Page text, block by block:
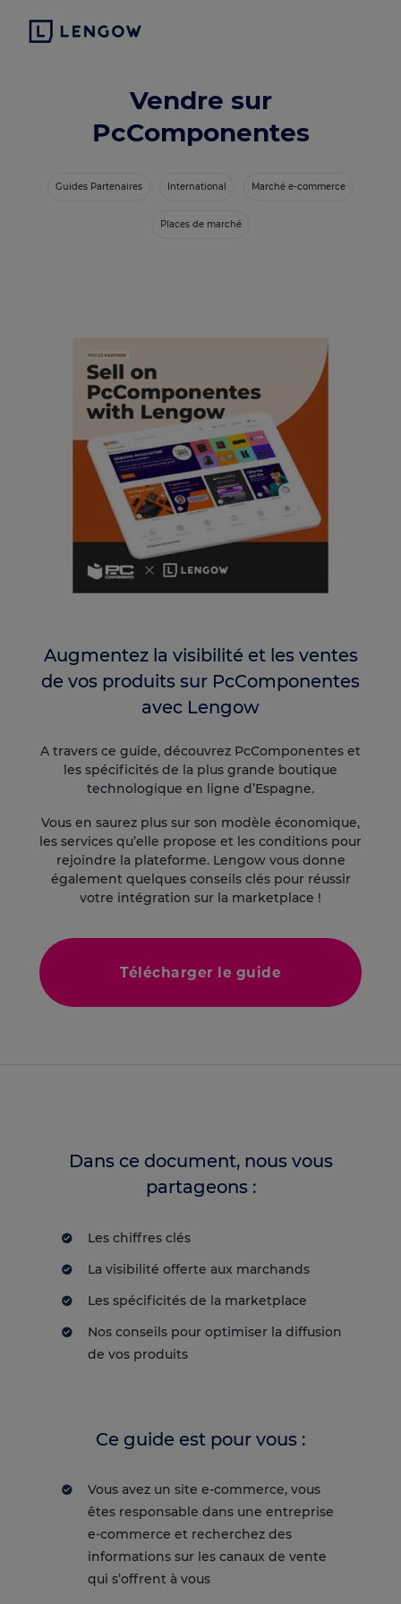
Vendre sur
PcComponentes
Guides Partenaires International Marché e-commerce
Places de marché
Augmentez la visibilité et les ventes
de vos produits sur PcComponentes
avec Lengow
A travers ce guide, découvrez PcComponentes et
les spécificités de la plus grande boutique
technologique en ligne d’Espagne.
Vous en saurez plus sur son modèle économique,
les services qu’elle propose et les conditions pour
rejoindre la plateforme. Lengow vous donne
également quelques conseils clés pour réussir
votre intégration sur la marketplace !
Télécharger le guide
Dans ce document, nous vous
partageons :
Les chiffres clés
La visibilité offerte aux marchands
Les spécificités de la marketplace
Nos conseils pour optimiser la diffusion
de vos produits
Ce guide est pour vous :
Vous avez un site e-commerce, vous
êtes responsable dans une entreprise
e-commerce et recherchez des
informations sur les canaux de vente
qui s’offrent à vous